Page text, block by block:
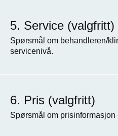
Service (valgfritt)
Spørsmål om behandleren/
servicenivå.
Pris (valgfritt)
Spørsmål om prisinformasjon